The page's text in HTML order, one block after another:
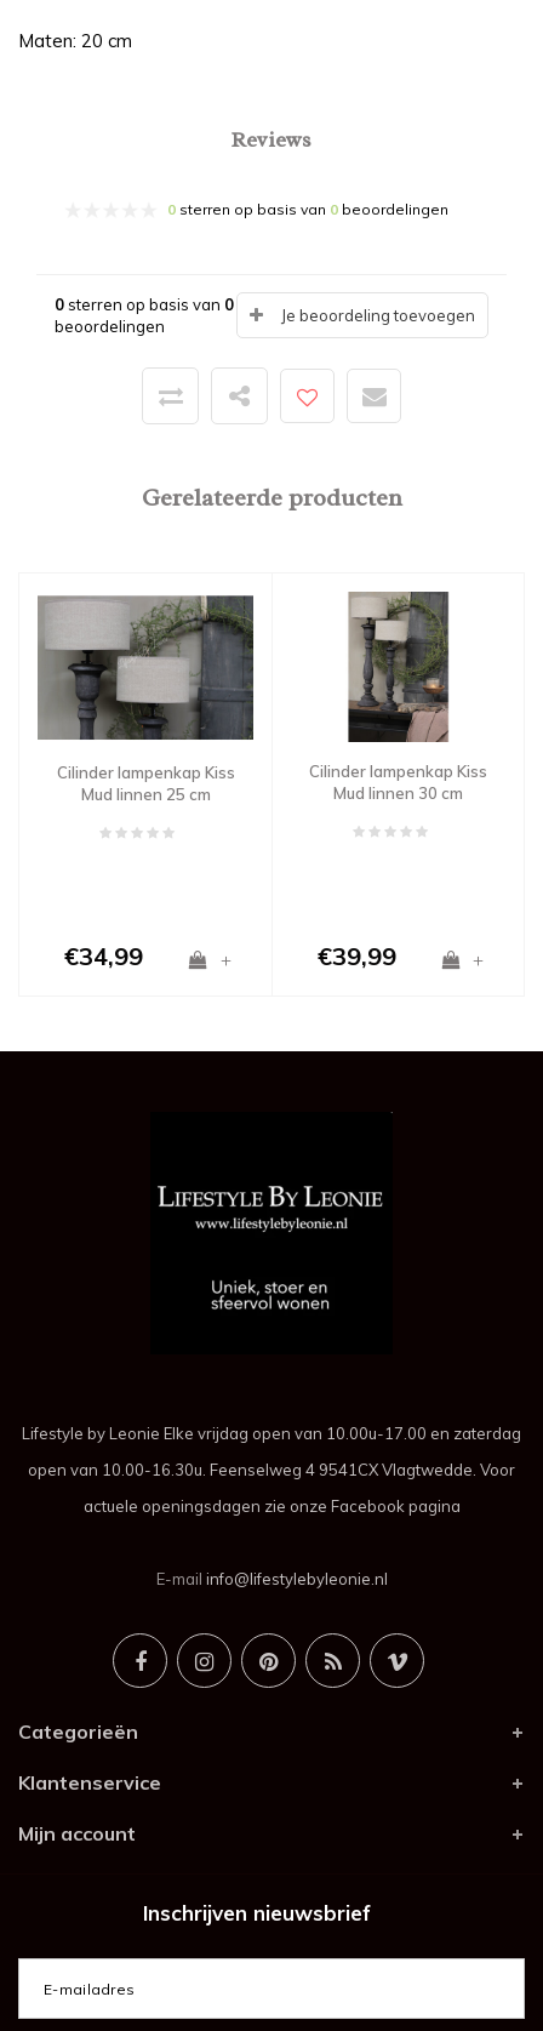
Maten: 20 cm
Reviews
0 sterren op basis van 0 beoordelingen
0sterren op basis van 0
beoordelingen
Je beoordeling toevoegen
Gerelateerde producten
Cilinder lampenkap Kiss
Mud linnen 25 cm
€34,99 +
Cilinder lampenkap Kiss
Mud linnen 30 cm
€39,99 +
Lifestyle by Leonie Elke vrijdag open van 10.00u-17.00 en zaterdag
open van 10.00-16.30u. Feenselweg 4 9541CX Vlagtwedde. Voor
actuele openingsdagen zie onze Facebook pagina
E-mail info@lifestylebyleonie.nl
Categorieën
Klantenservice
Mijn account
Inschrijven nieuwsbrief